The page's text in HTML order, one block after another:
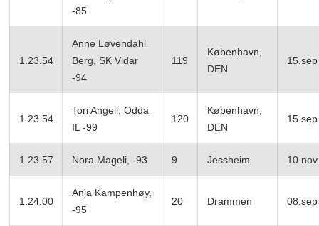
-85
1.23.54
Anne Løvendahl
Berg, SK Vidar
-94
119
København,
DEN
15.sep
1.23.54
Tori Angell, Odda
IL -99
120
København,
DEN
15.sep
1.23.57 Nora Mageli, -93 9 Jessheim 10.nov
1.24.00
Anja Kampenhøy,
-95
20 Drammen 08.sep